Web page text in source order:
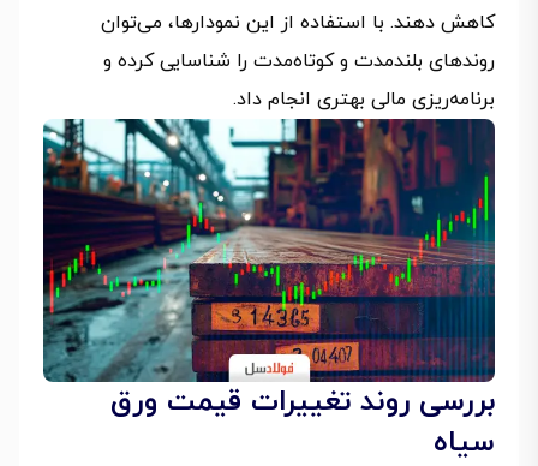
کاهش دهند. با استفاده از این نمودارها، می‌توان
روندهای بلندمدت و کوتاه‌مدت را شناسایی کرده و
برنامه‌ریزی مالی بهتری انجام داد.
بررسی روند تغییرات قیمت ورق
سیاه